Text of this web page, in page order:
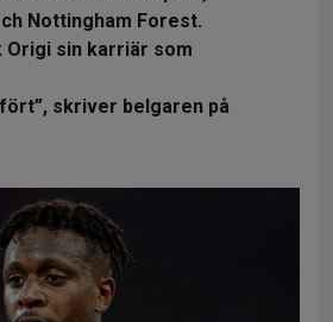
Nottingham Forest.
Origi sin karriär som
skriver belgaren på